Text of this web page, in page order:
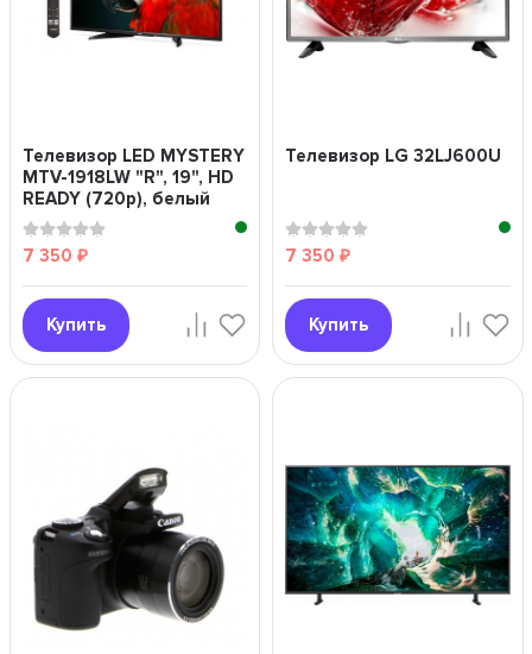
Телевизор LED MYSTERY
MTV-1918LW "R", 19", HD
READY (720p), белый
7 350 ₽
Купить
Телевизор LG 32LJ600U
7 350 ₽
Купить